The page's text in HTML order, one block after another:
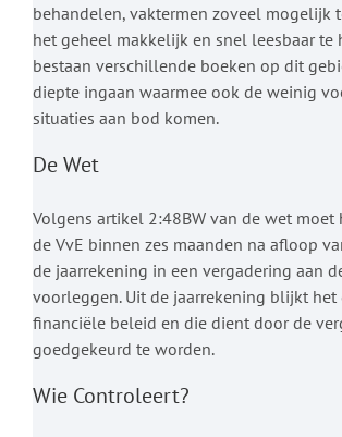
behandelen, vaktermen zoveel mogelijk
het geheel makkelijk en snel leesbaar te
bestaan verschillende boeken op dit
diepte ingaan waarmee ook de weinig
situaties aan bod komen.
De Wet
Volgens artikel 2:48BW van de wet moet
de VvE binnen zes maanden na afloop
de jaarrekening in een vergadering aan
voorleggen. Uit de jaarrekening blijkt het
financiële beleid en die dient door de
goedgekeurd te worden.
Wie Controleert?